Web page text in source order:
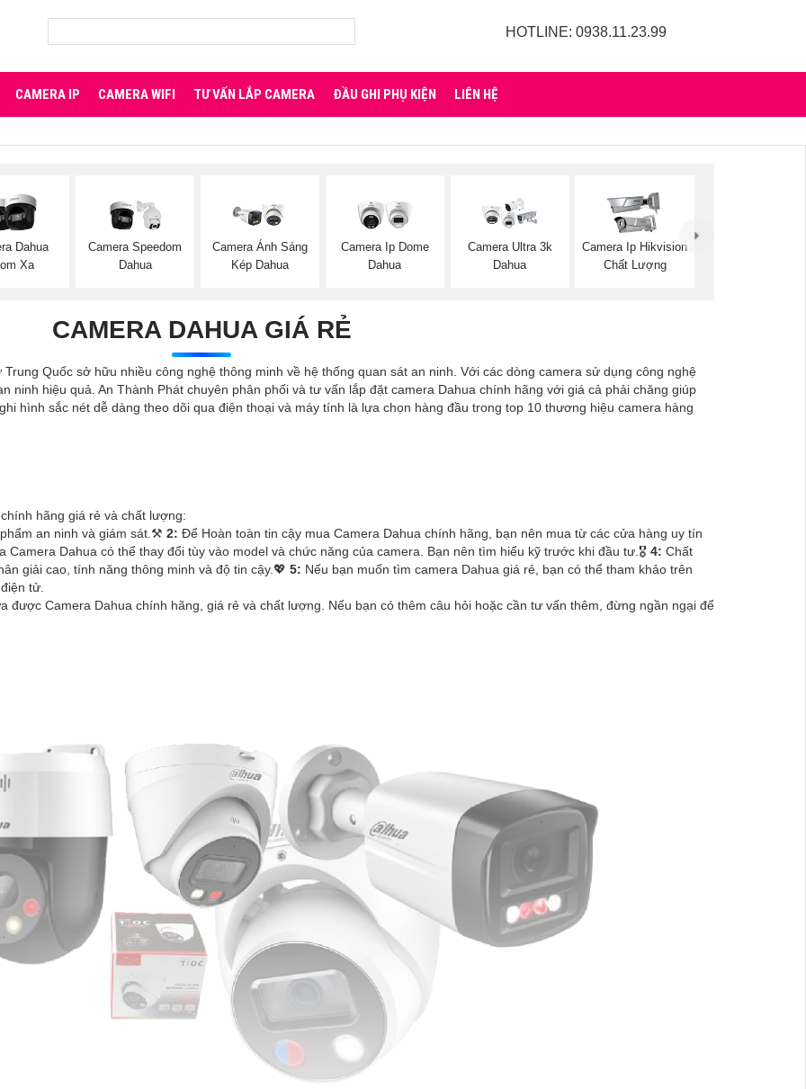
HOTLINE: 0938.11.23.99
CAMERA IP CAMERA WIFI TƯ VẤN LẮP CAMERA ĐẦU GHI PHỤ KIỆN LIÊN HỆ
Dahua
Xa
Camera Speedom
Dahua
Camera Ánh Sáng
Kép Dahua
Camera Ip Dome
Dahua
Camera Ultra 3k
Dahua
Camera Ip Hikvision
Chất Lượng
CAMERA DAHUA GIÁ RẺ
Quốc sở hữu nhiều công nghệ thông minh về hệ thống quan sát an ninh. Với các dòng camera sử dụng công nghệ
ninh hiệu quả. An Thành Phát chuyên phân phối và tư vấn lắp đặt camera Dahua chính hãng với giá cả phải chăng giúp
hình sắc nét dễ dàng theo dõi qua điện thoại và máy tính là lựa chọn hàng đầu trong top 10 thương hiệu camera hàng
hãng giá rẻ và chất lượng:
an ninh và giám sát.⚒ 2: Để Hoàn toàn tin cậy mua Camera Dahua chính hãng, bạn nên mua từ các cửa hàng uy tín
Camera Dahua có thể thay đổi tùy vào model và chức năng của camera. Bạn nên tìm hiểu kỹ trước khi đầu tư.🎖️ 4: Chất
giải cao, tính năng thông minh và độ tin cậy.💖 5: Nếu bạn muốn tìm camera Dahua giá rẻ, bạn có thể tham khảo trên
tử.
được Camera Dahua chính hãng, giá rẻ và chất lượng. Nếu bạn có thêm câu hỏi hoặc cần tư vấn thêm, đừng ngần ngại để